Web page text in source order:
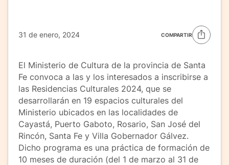
31 de enero, 2024 COMPARTIR
El Ministerio de Cultura de la provincia de Santa
Fe convoca a las y los interesados a inscribirse a
las Residencias Culturales 2024, que se
desarrollarán en 19 espacios culturales del
Ministerio ubicados en las localidades de
Cayastá, Puerto Gaboto, Rosario, San José del
Rincón, Santa Fe y Villa Gobernador Gálvez.
Dicho programa es una práctica de formación de
10 meses de duración (del 1 de marzo al 31 de